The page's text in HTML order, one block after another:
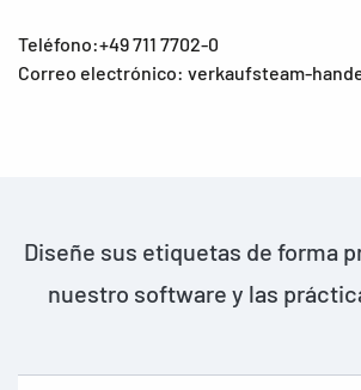
Teléfono:+49 711 7702-0
Correo electrónico: verkaufsteam-
Diseñe sus etiquetas de forma
nuestro software y las